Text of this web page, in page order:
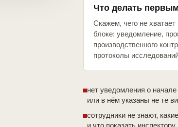
Что делать первым
Скажем, чего не
блоке: уведомление,
производственного
протоколы
нет уведомления о
или в нём указаны не те
сотрудники не знают,